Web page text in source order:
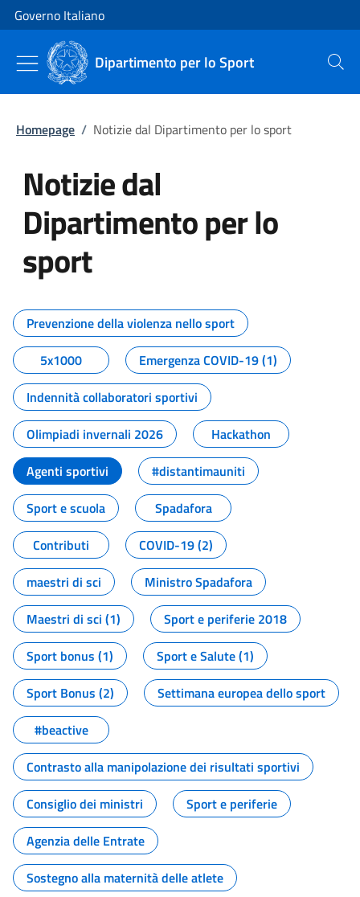
Vai al contenuto
Vai alla navigazione del sito
Governo Italiano
Dipartimento per lo Sport Cerca
Homepage / Notizie dal Dipartimento per lo sport
Notizie dal
Dipartimento per lo
sport
Tutti i contenuti della pagina
Prevenzione della violenza nello sport
5x1000
Emergenza COVID-19 (1)
Indennità collaboratori sportivi
Olimpiadi invernali 2026
Hackathon
Agenti sportivi
#distantimauniti
Sport e scuola
Spadafora
Contributi
COVID-19 (2)
maestri di sci
Ministro Spadafora
Maestri di sci (1)
Sport e periferie 2018
Sport bonus (1)
Sport e Salute (1)
Sport Bonus (2)
Settimana europea dello sport
#beactive
Contrasto alla manipolazione dei risultati sportivi
Consiglio dei ministri
Sport e periferie
Agenzia delle Entrate
Sostegno alla maternità delle atlete